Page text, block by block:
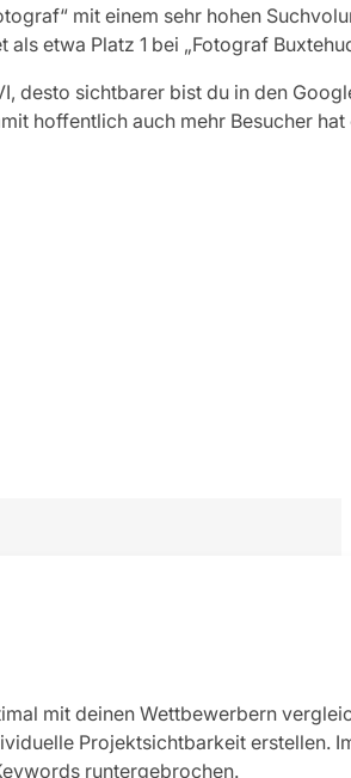
mit einem sehr hohen
als etwa Platz 1 bei „Fotograf
desto sichtbarer bist du in den
hoffentlich auch mehr Besucher
mit deinen Wettbewerbern
Projektsichtbarkeit erstellen.
runtergebrochen.